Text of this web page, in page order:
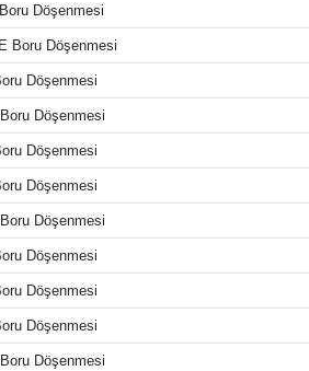
Döşenmesi
Boru Döşenmesi
Döşenmesi
Döşenmesi
Döşenmesi
Döşenmesi
Döşenmesi
Döşenmesi
Döşenmesi
Döşenmesi
Döşenmesi